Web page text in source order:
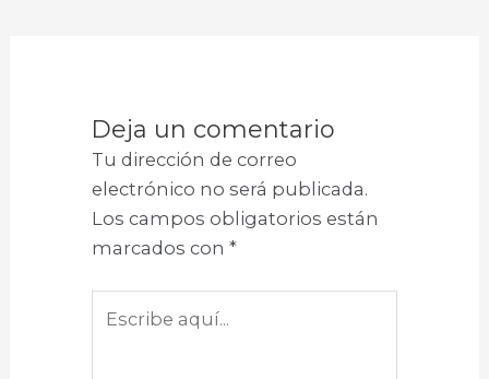
Deja un comentario
Tu dirección de correo
electrónico no será publicada.
Los campos obligatorios están
marcados con *
aquí...